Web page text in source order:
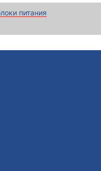
питания